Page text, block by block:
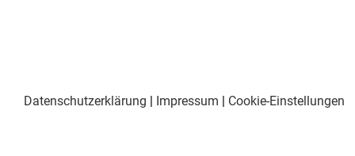
Datenschutzerklärung | Impressum | Cookie-Einstellungen